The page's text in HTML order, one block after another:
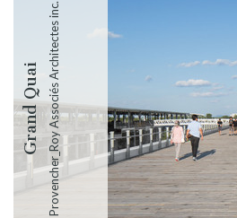
Grand QuaiProvencher_Roy Associés Architectes inc.